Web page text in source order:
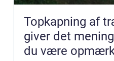
Topkapning af
giver det
du være